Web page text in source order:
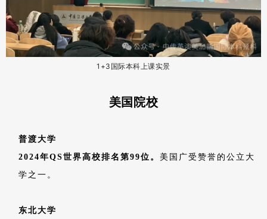
1+3国际本科上课实景
美国院校
普渡大学
2024年QS世界高校排名第99位。 美国广受赞誉的公立大
学之一。
东北大学